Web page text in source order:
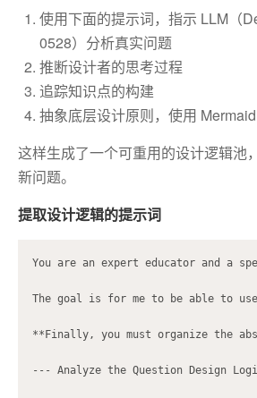
使用下面的提示词，指示 LLM（
0528）分析真实问题
推断设计者的思考过程
追踪知识点的构建
抽象底层设计原则，使用
这样生成了一个可重用的设计逻辑池
新问题。
提取设计逻辑的提示词
You are an expert educator and a
The goal is for me to be able to
**Finally, you must organize the
--- Analyze the Question Design